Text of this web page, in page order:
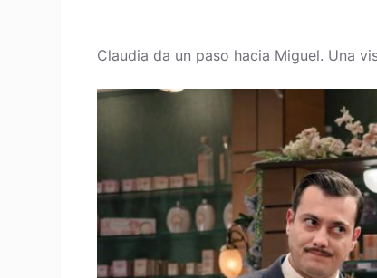
Claudia da un paso hacia Miguel. Una